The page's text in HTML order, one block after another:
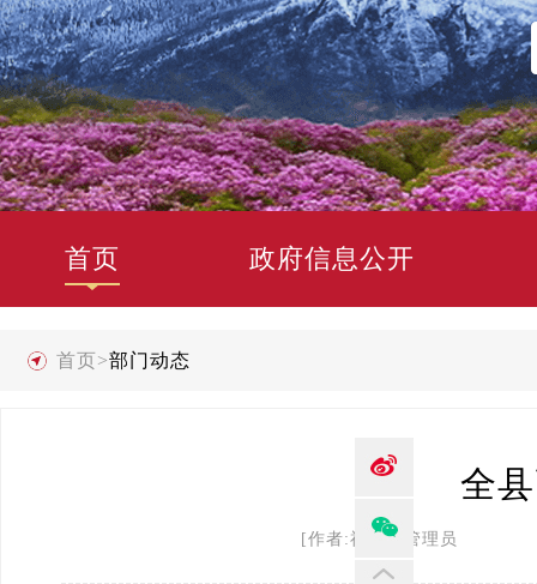
首页 政府信息公开
首页>部门动态
全
[作者:禄劝县管理员 发